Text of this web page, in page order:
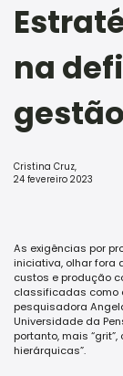
na
gestão
Cristina Cruz
24 fevereiro 2023
As exigências por
iniciativa, olhar fora
custos e produção
classificadas como
pesquisadora
Universidade da
portanto, mais
hierárquicas”.